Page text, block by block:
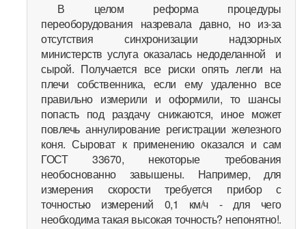
В целом реформа процедуры
переоборудования назревала давно, но из-за
отсутствия синхронизации надзорных
министерств услуга оказалась недоделанной и
сырой. Получается все риски опять легли на
плечи собственника, если ему удаленно все
правильно измерили и оформили, то шансы
попасть под раздачу снижаются, иное может
повлечь аннулирование регистрации железного
коня. Сыроват к применению оказался и сам
ГОСТ 33670, некоторые требования
необоснованно завышены. Например, для
измерения скорости требуется прибор с
точностью измерений 0,1 км/ч - для чего
необходима такая высокая точность? непонятно!.